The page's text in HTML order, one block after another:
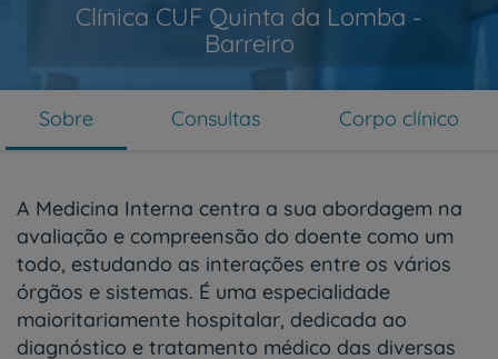
Para profissionais
Contacte-nos
Clínica CUF Quinta da Lomba -
Barreiro
Sobre Consultas Corpo clínico
A Medicina Interna centra a sua abordagem na
avaliação e compreensão do doente como um
todo, estudando as interações entre os vários
órgãos e sistemas. É uma especialidade
maioritariamente hospitalar, dedicada ao
diagnóstico e tratamento médico das diversas